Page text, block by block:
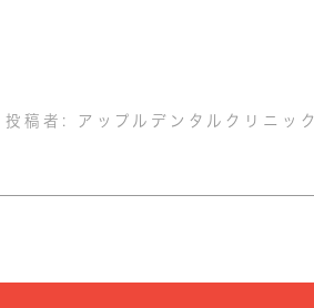
投稿者: アップルデンタルクリニック